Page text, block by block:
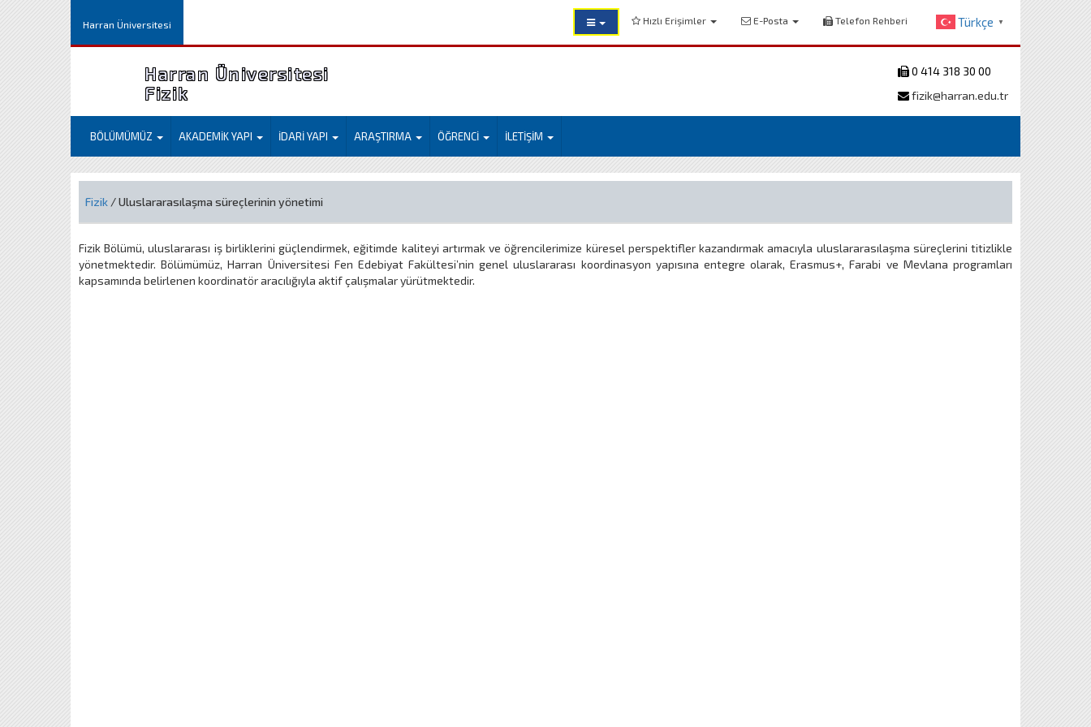
Harran Üniversitesi Hızlı Erişimler E-Posta Telefon Rehberi Türkçe ▼
Harran Üniversitesi
Fizik
0 414 318 30 00
fizik@harran.edu.tr
BÖLÜMÜMÜZ AKADEMİK YAPI İDARİ YAPI ARAŞTIRMA ÖĞRENCİ İLETİŞİM
Fizik / Uluslararasılaşma süreçlerinin yönetimi
Fizik Bölümü, uluslararası iş birliklerini güçlendirmek, eğitimde kaliteyi artırmak ve öğrencilerimize küresel perspektifler kazandırmak amacıyla uluslararasılaşma süreçlerini titizlikle
yönetmektedir. Bölümümüz, Harran Üniversitesi Fen Edebiyat Fakültesi’nin genel uluslararası koordinasyon yapısına entegre olarak, Erasmus+, Farabi ve Mevlana programları
kapsamında belirlenen koordinatör aracılığıyla aktif çalışmalar yürütmektedir.